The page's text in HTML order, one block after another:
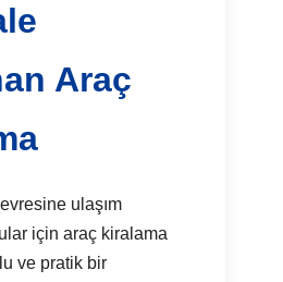
Araç
ulaşım
için araç kiralama
ve pratik bir